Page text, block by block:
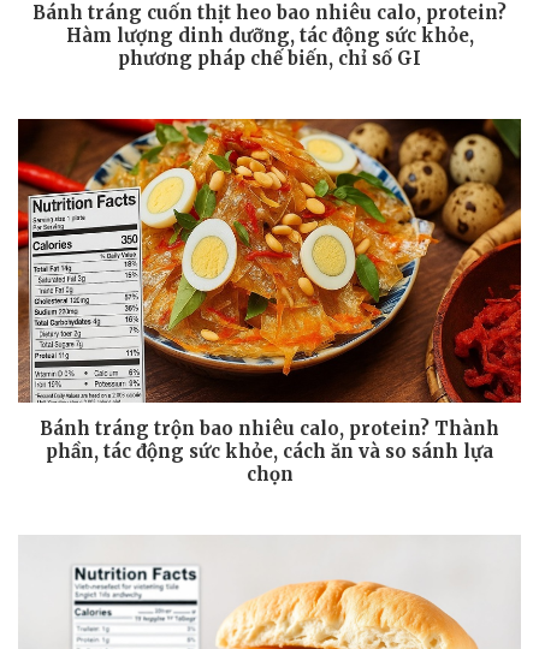
Bánh tráng cuốn thịt heo bao nhiêu calo, protein?
Hàm lượng dinh dưỡng, tác động sức khỏe,
phương pháp chế biến, chỉ số GI
Bánh tráng trộn bao nhiêu calo, protein? Thành
phần, tác động sức khỏe, cách ăn và so sánh lựa
chọn